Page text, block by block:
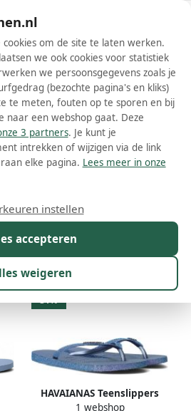
Wis filters Alle filters
damesschoenen
Kleur 1
31%
HAVAIANAS Teenslippers
Dames Slim Sparkle Ii
1 webshop
om de site te laten werken.
we ook cookies voor statistiek
we persoonsgegevens zoals je
(bezochte pagina's en kliks)
te meten, fouten op te sporen en bij
naar een webshop gaat. Deze
3 partners. Je kunt je
intrekken of wijzigen via de link
elke pagina. Lees meer in onze
accepteren
weigeren
instellen